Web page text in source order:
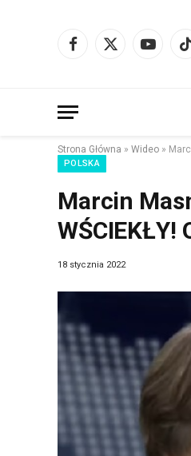
Facebook
X
YouTube
Strona Główna » Wideo »
POLSKA
Marcin
WŚCIEKŁY!
18 stycznia 2022